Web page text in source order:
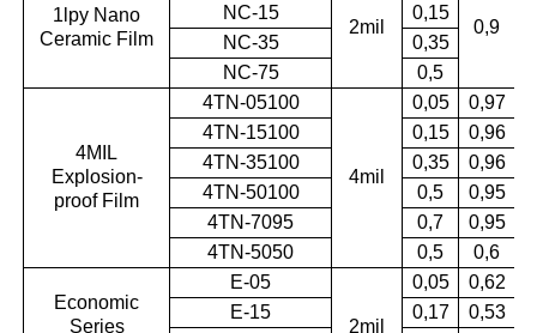
1lpy Nano
Ceramic Film
2mil 0,9
NC-15
0,15
NC-35
0,35
NC-75
0,5
4MIL
Explosion-
proof Film
4TN-05100
4mil
0,05 0,97
4TN-15100 0,15
0,96
4TN-35100
0,35
0,96
4TN-50100
0,5
0,95
4TN-7095
0,7
0,95
4TN-5050
0,5 0,6
Economic
Series
E-05
2mil
0,05 0,62
E-15 0,17
0,53